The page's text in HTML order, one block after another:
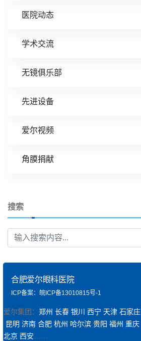
医院动态
学术交流
无镜俱乐部
先进设备
爱尔视频
角膜捐献
搜索
合肥爱尔眼科医院
ICP备案：皖ICP备13010815号-1
爱尔集团： 郑州 长春 银川 西宁 天津 石家庄
昆明 济南 合肥 杭州 哈尔滨 贵阳 福州 重庆
北京 西安